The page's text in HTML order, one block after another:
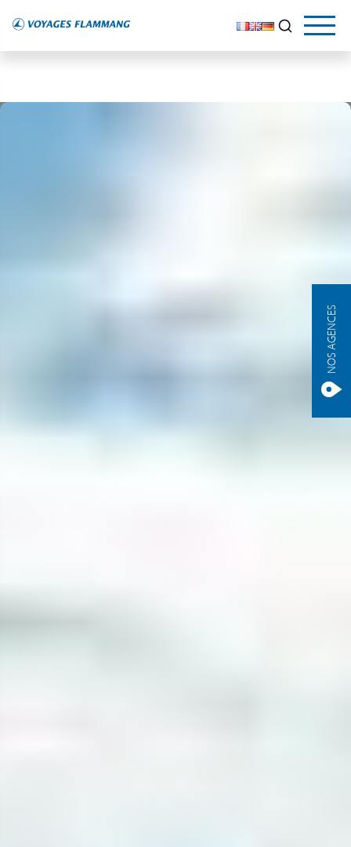
NOS AGENCES